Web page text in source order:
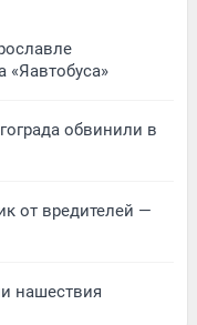
«Яавтобуса»
обвинили в
от вредителей —
нашествия